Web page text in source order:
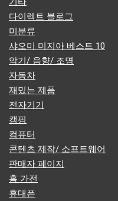
다이렉트 블로그
미분류
샤오미 미지아 베스트 10
악기/ 음향/ 조명
자동차
재밌는 제품
전자기기
캠핑
컴퓨터
콘텐츠 제작/ 소프트웨어
판매자 페이지
홈 가전
휴대폰